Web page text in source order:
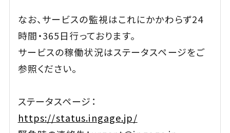
なお、サービスの監視はこれにかかわらず24
時間・365日行っております。
サービスの稼働状況はステータスページをご
参照ください。
ステータスページ：
https://status.ingage.jp/